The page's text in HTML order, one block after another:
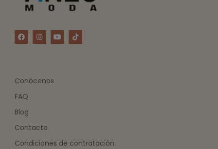
Conócenos
FAQ
Blog
Contacto
Condiciones de contratación